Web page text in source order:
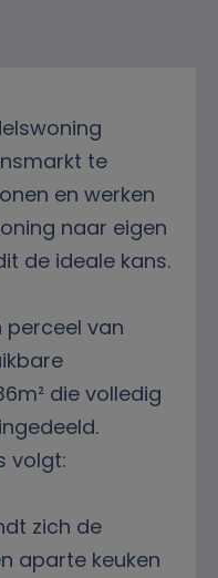
te
en werken
naar eigen
de ideale kans.
perceel van
die volledig
volgt:
zich de
aparte keuken